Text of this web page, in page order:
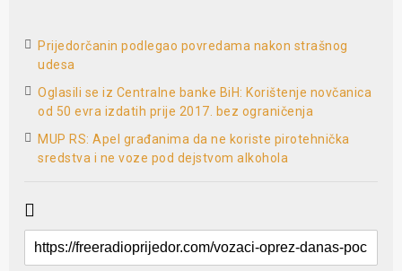
Prijedorčanin podlegao povredama nakon strašnog
udesa
Oglasili se iz Centralne banke BiH: Korištenje novčanica
od 50 evra izdatih prije 2017. bez ograničenja
MUP RS: Apel građanima da ne koriste pirotehnička
sredstva i ne voze pod dejstvom alkohola